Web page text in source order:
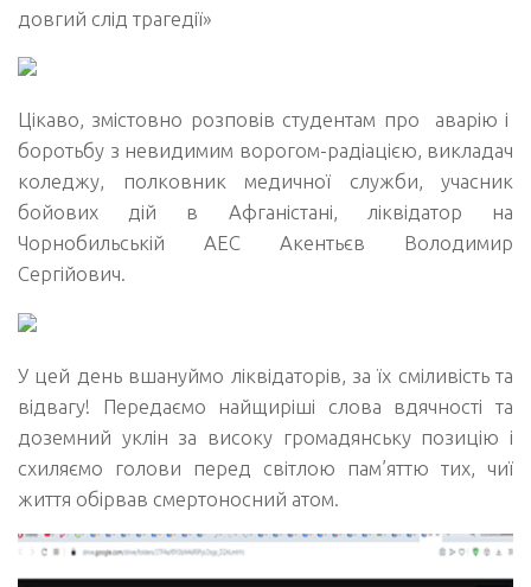
довгий слід трагедії»
Цікаво, змістовно розповів студентам про аварію і
боротьбу з невидимим ворогом-радіацією, викладач
коледжу, полковник медичної служби, учасник
бойових дій в Афганістані, ліквідатор на
Чорнобильській АЕС Акентьєв Володимир
Сергійович.
У цей день вшануймо ліквідаторів, за їх сміливість та
відвагу! Передаємо найщиріші слова вдячності та
доземний уклін за високу громадянську позицію і
схиляємо голови перед світлою пам’яттю тих, чиї
життя обірвав смертоносний атом.